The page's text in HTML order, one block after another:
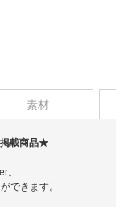
素材
載商品★
。
できます。